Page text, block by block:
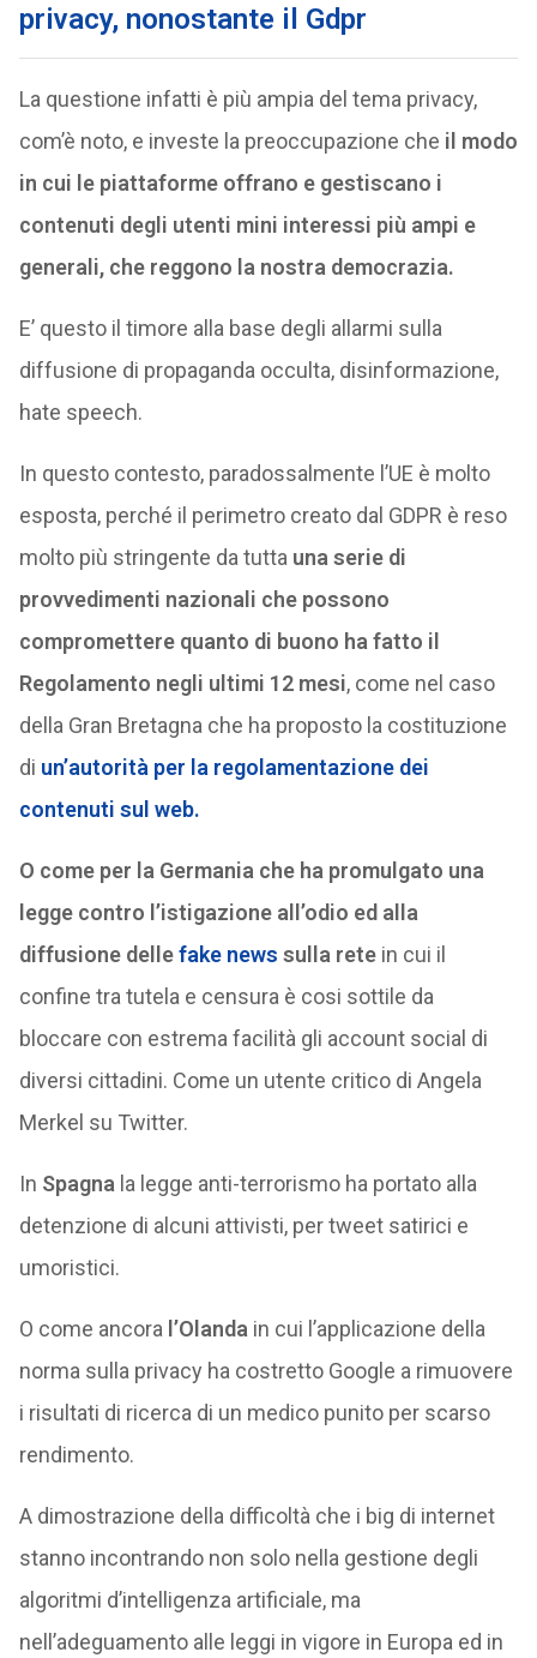
privacy, nonostante il Gdpr
La questione infatti è più ampia del tema privacy,
com’è noto, e investe la preoccupazione che il modo
in cui le piattaforme offrano e gestiscano i
contenuti degli utenti mini interessi più ampi e
generali, che reggono la nostra democrazia.
E’ questo il timore alla base degli allarmi sulla
diffusione di propaganda occulta, disinformazione,
hate speech.
In questo contesto, paradossalmente l’UE è molto
esposta, perché il perimetro creato dal GDPR è reso
molto più stringente da tutta una serie di
provvedimenti nazionali che possono
compromettere quanto di buono ha fatto il
Regolamento negli ultimi 12 mesi, come nel caso
della Gran Bretagna che ha proposto la costituzione
di un’autorità per la regolamentazione dei
contenuti sul web.
O come per la Germania che ha promulgato una
legge contro l’istigazione all’odio ed alla
diffusione dellefake news sulla retein cui il
confine tra tutela e censura è cosi sottile da
bloccare con estrema facilità gli account social di
diversi cittadini. Come un utente critico di Angela
Merkel su Twitter.
In Spagna la legge anti-terrorismo ha portato alla
detenzione di alcuni attivisti, per tweet satirici e
umoristici.
O come ancora l’Olanda in cui l’applicazione della
norma sulla privacy ha costretto Google a rimuovere
i risultati di ricerca di un medico punito per scarso
rendimento.
A dimostrazione della difficoltà che i big di internet
stanno incontrando non solo nella gestione degli
algoritmi d’intelligenza artificiale, ma
nell’adeguamento alle leggi in vigore in Europa ed in